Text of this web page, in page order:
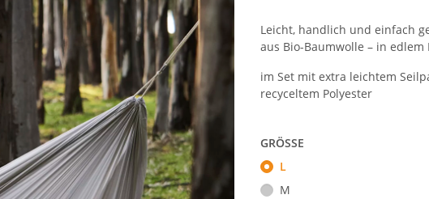
Leicht, handlich und einfach
aus Bio-Baumwolle – in edlem
im Set mit extra leichtem
recyceltem Polyester
GRÖSSE
L
M